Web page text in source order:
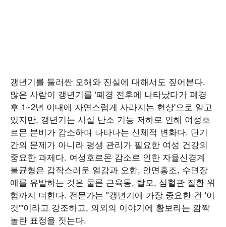
갱년기를 둘러싼 오해와 진실에 대해서도 짚어본다.
많은 사람이 갱년기를 '폐경 전후에 나타났다가 폐경
후 1~2년 이내에 자연스럽게 사라지는 현상'으로 알고
있지만, 갱년기는 사실 난소 기능 저하로 인해 여성호
르몬 분비가 감소하며 나타나는 신체적 변화다. 단기
간의 문제가 아니라 평생 관리가 필요한 여성 건강의
중요한 과제다. 여성호르몬 감소로 인한 자율신경계
불균형은 갑작스러운 열감과 오한, 안면홍조, 수면장
애를 유발하는 것은 물론 근육통, 탈모, 심혈관 질환 위
험까지 더한다. 전문가는 "갱년기에 가장 중요한 건 '이
것'"이라고 강조하고, 의외의 이야기에 황보라는 깜짝
놀란 표정을 짓는다.